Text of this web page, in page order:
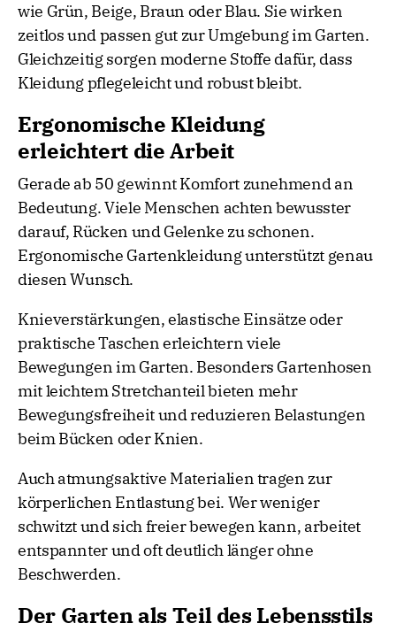
wie Grün, Beige, Braun oder Blau. Sie wirken
zeitlos und passen gut zur Umgebung im Garten.
Gleichzeitig sorgen moderne Stoffe dafür, dass
Kleidung pflegeleicht und robust bleibt.
Ergonomische Kleidung
erleichtert die Arbeit
Gerade ab 50 gewinnt Komfort zunehmend an
Bedeutung. Viele Menschen achten bewusster
darauf, Rücken und Gelenke zu schonen.
Ergonomische Gartenkleidung unterstützt genau
diesen Wunsch.
Knieverstärkungen, elastische Einsätze oder
praktische Taschen erleichtern viele
Bewegungen im Garten. Besonders Gartenhosen
mit leichtem Stretchanteil bieten mehr
Bewegungsfreiheit und reduzieren Belastungen
beim Bücken oder Knien.
Auch atmungsaktive Materialien tragen zur
körperlichen Entlastung bei. Wer weniger
schwitzt und sich freier bewegen kann, arbeitet
entspannter und oft deutlich länger ohne
Beschwerden.
Der Garten als Teil des Lebensstils